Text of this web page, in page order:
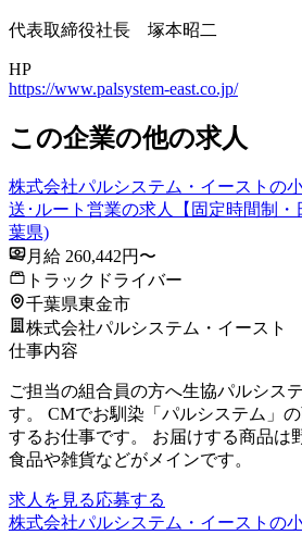
代表取締役社長 塚本昭二
HP
https://www.palsystem-east.co.jp/
この企業の他の求人
株式会社パルシステム・イーストの
送･ルート営業の求人【固定時間制
葉県)
月給 260,442円〜
トラックドライバー
千葉県東金市
株式会社パルシステム・イースト
仕事内容
ご担当の組合員の方へ生協パルシス
す。 CMでお馴染「パルシステム」
するお仕事です。 お届けする商品は
食品や雑貨などがメインです。
求人を見る応募する
株式会社パルシステム・イーストの